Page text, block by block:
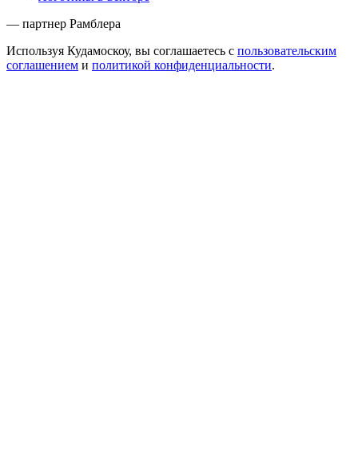
— партнер Рамблера
Используя Кудамоскоу, вы соглашаетесь с пользовательским
соглашением и политикой конфиденциальности.